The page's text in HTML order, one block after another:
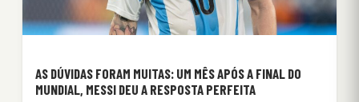
AS DÚVIDAS FORAM MUITAS: UM MÊS APÓS A FINAL DO
MUNDIAL, MESSI DEU A RESPOSTA PERFEITA